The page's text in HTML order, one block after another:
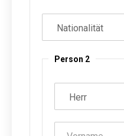
Person 2